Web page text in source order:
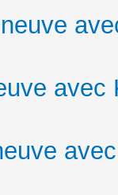
avec